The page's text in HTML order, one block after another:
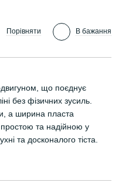
Порівняти В бажання
що поєднує
без фізичних зусиль.
а ширина пласта
та надійною у
та досконалого тіста.